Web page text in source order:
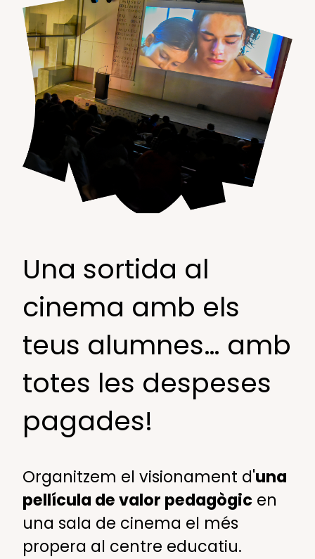
Una sortida al
cinema amb els
teus alumnes… amb
totes les despeses
pagades!
Organitzem el visionament d'una
pellícula de valor pedagògic en
una sala de cinema el més
propera al centre educatiu.